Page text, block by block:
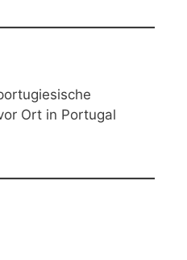
Ort in Portugal